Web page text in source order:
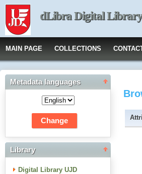
dLibra Digital Library
MAIN PAGE COLLECTIONS
Metadata languages
Library
Digital Library UJD